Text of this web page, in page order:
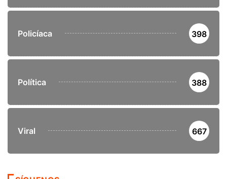
Policíaca 398
Política 388
Viral 667